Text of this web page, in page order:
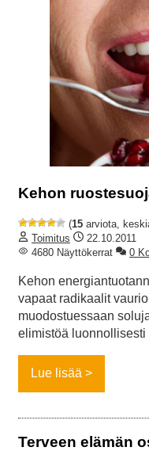
Kehon
(15 arviota,
Toimitus
22.10.2011
4680 Näyttökerrat
0
Kehon
vapaat radikaalit
muodostuessaan
elimistöä luonnollisesti
Lue lisää
Terveen elämän